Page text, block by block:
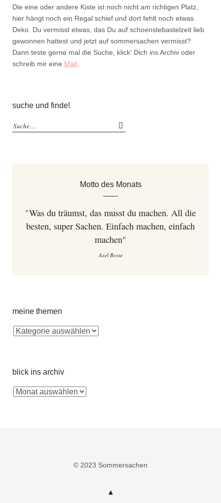
Die eine oder andere Kiste ist noch nicht am richtigen Platz,
hier hängt noch ein Regal schief und dort fehlt noch etwas
Deko. Du vermisst etwas, das Du auf schoenstebastelzeit lieb
gewonnen hattest und jetzt auf sommersachen vermisst?
Dann teste gerne mal die Suche, klick‘ Dich ins Archiv oder
schreib mir eine Mail
suche und finde!
Motto des Monats
"Was du träumst, das musst du machen. All die
besten, super Sachen. Einfach machen, einfach
machen"
Axel Bosse
meine themen
blick ins archiv
© 2023 Sommersachen